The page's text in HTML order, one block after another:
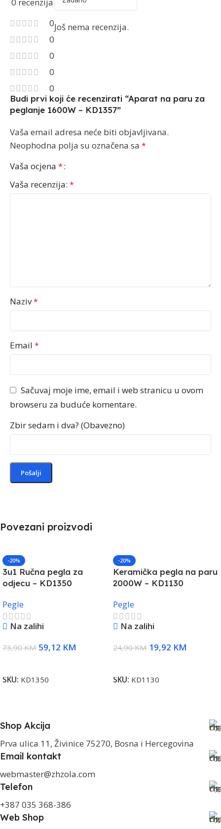
0
0
0
0
0
Još nema recenzija.
Budi prvi koji će recenzirati “Aparat na paru za
peglanje 1600W – KD1357”
Vaša email adresa neće biti objavljivana.
Neophodna polja su označena sa *
Vaša ocjena *
Vaša recenzija: *
Naziv*
Email *
Sačuvaj moje ime, email i web stranicu u ovom
browseru za buduće komentare.
Zbir sedam i dva? (Obavezno)
Povezani proizvodi
-20%
3u1 Ručna pegla za
odjecu – KD1350
Pegle
Na zalihi
73,90KM 59,12 KM
SKU: KD1350
-20%
Keramička pegla na paru
2000W – KD1130
Pegle
Na zalihi
24,90KM 19,92 KM
SKU: KD1130
Shop Akcija
Prva ulica 11, Živinice 75270, Bosna i Hercegovina
Email kontakt
webmaster@zhzola.com
Telefon
+387 035 368-386
Web Shop